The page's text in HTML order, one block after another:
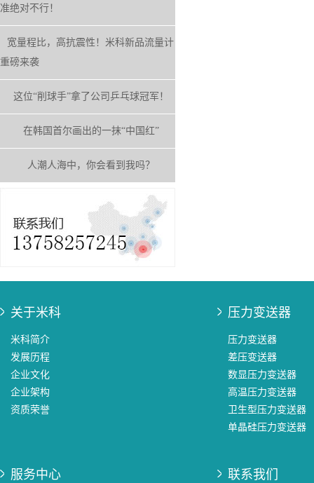
准绝对不行！
宽量程比，高抗震性！米科新品流量计
重磅来袭
这位“削球手”拿了公司乒乓球冠军！
在韩国首尔画出的一抹“中国红”
人潮人海中，你会看到我吗？
关于米科
米科简介
发展历程
企业文化
企业架构
资质荣誉
压力变送器
压力变送器
差压变送器
数显压力变送器
高温压力变送器
卫生型压力变送器
单晶硅压力变送器
服务中心 联系我们